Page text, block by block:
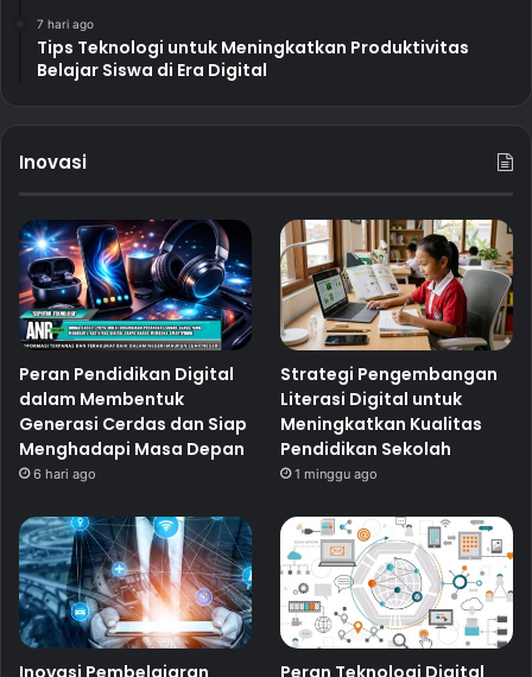
7 hari ago
Tips Teknologi untuk Meningkatkan Produktivitas
Belajar Siswa di Era Digital
Inovasi
Peran Pendidikan Digital
dalam Membentuk
Generasi Cerdas dan Siap
Menghadapi Masa Depan
6 hari ago
Strategi Pengembangan
Literasi Digital untuk
Meningkatkan Kualitas
Pendidikan Sekolah
1 minggu ago
Inovasi Pembelajaran Peran Teknologi Digital